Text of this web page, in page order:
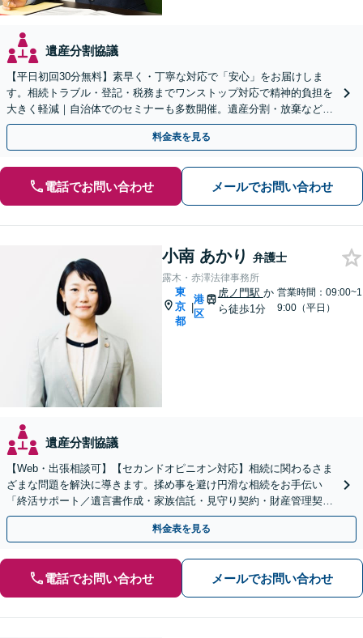
遺産分割協議
【平日初回30分無料】素早く・丁寧な対応で「安心」をお届けしま
す。相続トラブル・登記・税務までワンストップ対応で精神的負担を
大きく軽減｜自治体でのセミナーも多数開催。遺産分割・放棄などま
ずはお気軽にご相談ください【通知税理士】
料金表を見る
電話でお問い合わせ メールでお問い合わせ
小南 あかり 弁護士
露木・赤澤法律事務所
東
京
都
|
港
区
虎ノ門駅 か
ら徒歩1分
営業時間：09:00~1
9:00（平日）
遺産分割協議
【Web・出張相談可】【セカンドオピニオン対応】相続に関わるさま
ざまな問題を解決に導きます。揉め事を避け円滑な相続をお手伝い
「終活サポート／遺言書作成・家族信託・見守り契約・財産管理契
約・死後事務委任」ご家族からの相談も【休日・夜間相談可】
料金表を見る
電話でお問い合わせ メールでお問い合わせ